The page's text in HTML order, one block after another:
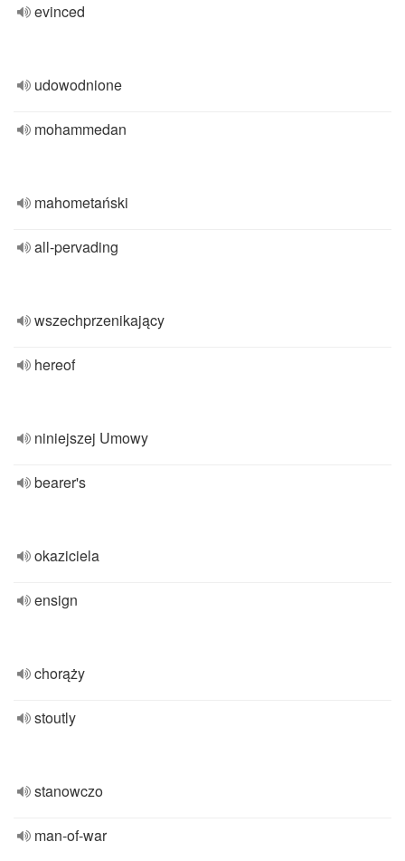
evinced
udowodnione
mohammedan
mahometański
all-pervading
wszechprzenikający
hereof
niniejszej Umowy
bearer's
okaziciela
ensign
chorąży
stoutly
stanowczo
man-of-war